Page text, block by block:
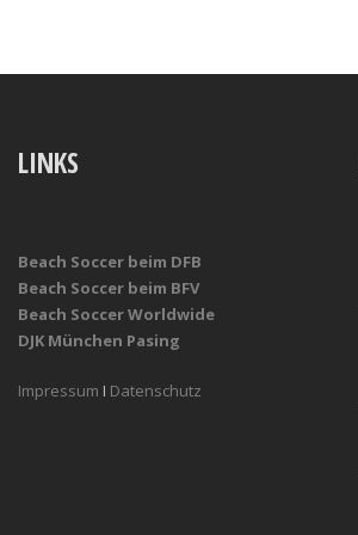
LINKS
Beach Soccer beim DFB
Beach Soccer beim BFV
Beach Soccer Worldwide
DJK München Pasing
Impressum I Datenschutz